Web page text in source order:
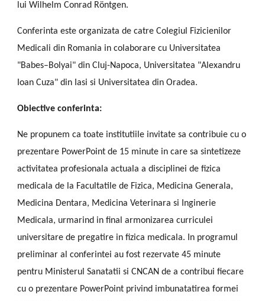
lui Wilhelm Conrad Röntgen.
Conferinta este organizata de catre Colegiul Fizicienilor
Medicali din Romania in colaborare cu Universitatea
"Babes–Bolyai" din Cluj-Napoca, Universitatea "Alexandru
Ioan Cuza" din Iasi si Universitatea din Oradea.
Obiective conferinta:
Ne propunem ca toate institutiile invitate sa contribuie cu o
prezentare PowerPoint de 15 minute in care sa sintetizeze
activitatea profesionala actuala a disciplinei de fizica
medicala de la Facultatile de Fizica, Medicina Generala,
Medicina Dentara, Medicina Veterinara si Inginerie
Medicala, urmarind in final armonizarea curriculei
universitare de pregatire in fizica medicala. In programul
preliminar al conferintei au fost rezervate 45 minute
pentru Ministerul Sanatatii si CNCAN de a contribui fiecare
cu o prezentare PowerPoint privind imbunatatirea formei